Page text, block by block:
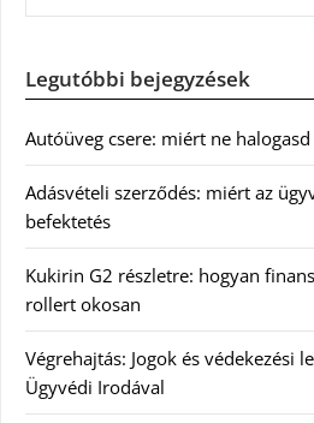
Legutóbbi bejegyzések
Autóüveg csere: miért ne
Adásvételi szerződés: miért az
befektetés
Kukirin G2 részletre: hogyan
rollert okosan
Végrehajtás: Jogok és védekezési
Ügyvédi Irodával